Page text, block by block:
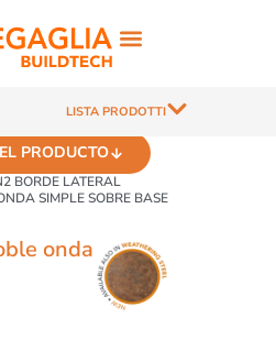
LISTA PRODOTTI
BORDE LATERAL
SIMPLE SOBRE BASE
PRODUCTO
onda